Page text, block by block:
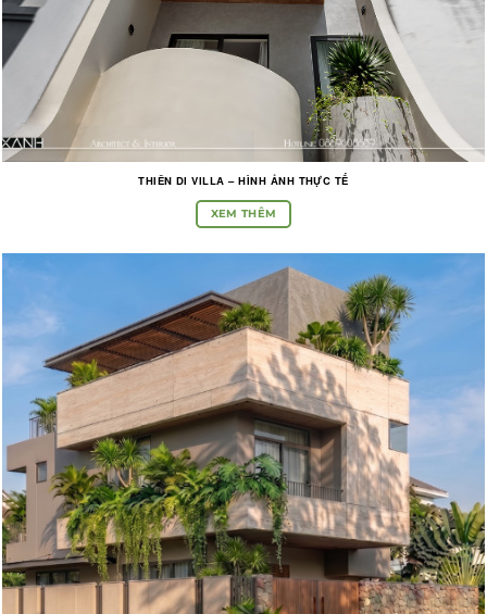
THIÊN DI VILLA – HÌNH ẢNH THỰC TẾ
XEM THÊM